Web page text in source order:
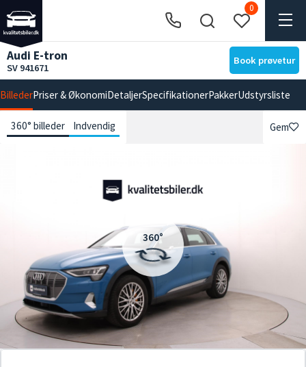
0
Audi E-tron
SV 941671
Book prøvetur
BillederPriser & ØkonomiDetaljerSpecifikationerPakkerUdstyrsliste
360° billeder Indvendig Gem
360°